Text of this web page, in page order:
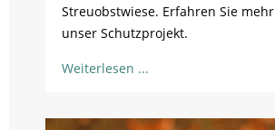
Streuobstwiese. Erfahren Sie
unser Schutzprojekt.
Weiterlesen